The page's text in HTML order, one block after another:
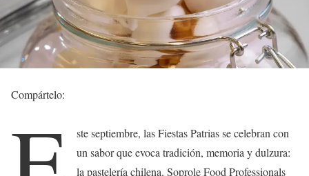
Compártelo:
ste septiembre, las Fiestas Patrias se celebran con
un sabor que evoca tradición, memoria y dulzura:
la pastelería chilena. Soprole Food Professionals